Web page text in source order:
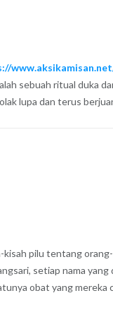
sebuah ritual duka
lupa dan terus
kisah pilu tentang
setiap nama
obat yang mereka